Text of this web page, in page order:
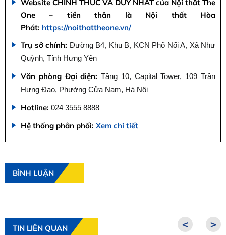
Website CHÍNH THỨC VÀ DUY NHẤT của Nội thất The
One – tiền thân là Nội thất Hòa
Phát: https://noithattheone.vn/
Trụ sở chính: Đường B4, Khu B, KCN Phố Nối A, Xã Như
Quỳnh, Tỉnh Hưng Yên
Văn phòng Đại diện: Tầng 10, Capital Tower, 109 Trần
Hưng Đạo, Phường Cửa Nam, Hà Nội
Hotline: 024 3555 8888
Hệ thống phân phối: Xem chi tiết
BÌNH LUẬN
TIN LIÊN QUAN < >